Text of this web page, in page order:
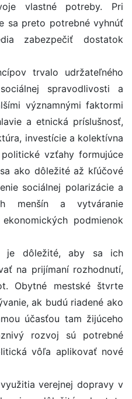
vlastné potreby. Pri
sa preto potrebné vyhnúť
zabezpečiť dostatok
trvalo udržateľného
spravodlivosti a
významnými faktormi
a etnická príslušnosť,
investície a kolektívna
vzťahy formujúce
ako dôležité až kľúčové
sociálnej polarizácie a
menšín a vytváranie
podmienok
je dôležité, aby sa ich
na prijímaní rozhodnutí,
Obytné mestské štvrte
ak budú riadené ako
účasťou tam žijúceho
rozvoj sú potrebné
vôľa aplikovať nové
verejnej dopravy v